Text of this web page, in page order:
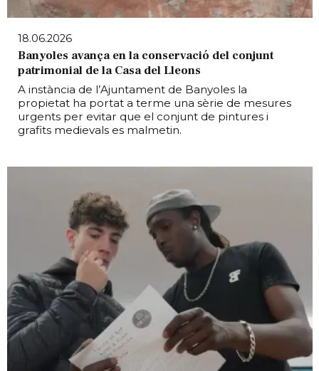
18.06.2026
Banyoles avança en la conservació del conjunt
patrimonial de la Casa del Lleons
A instància de l’Ajuntament de Banyoles la
propietat ha portat a terme una sèrie de mesures
urgents per evitar que el conjunt de pintures i
grafits medievals es malmetin.